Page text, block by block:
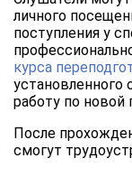
личного
поступления у
курса
установленного
работу по
После
смогут